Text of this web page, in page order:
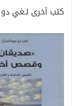
كتب أخرى لـغي